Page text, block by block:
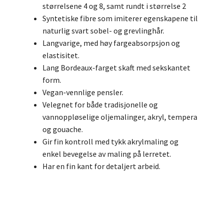
størrelsene 4 og 8, samt rundt i størrelse 2
Syntetiske fibre som imiterer egenskapene til
naturlig svart sobel- og grevlinghår.
Langvarige, med høy fargeabsorpsjon og
elastisitet.
Lang Bordeaux-farget skaft med sekskantet
form.
Vegan-vennlige pensler.
Velegnet for både tradisjonelle og
vannoppløselige oljemalinger, akryl, tempera
og gouache.
Gir fin kontroll med tykk akrylmaling og
enkel bevegelse av maling på lerretet.
Har en fin kant for detaljert arbeid.